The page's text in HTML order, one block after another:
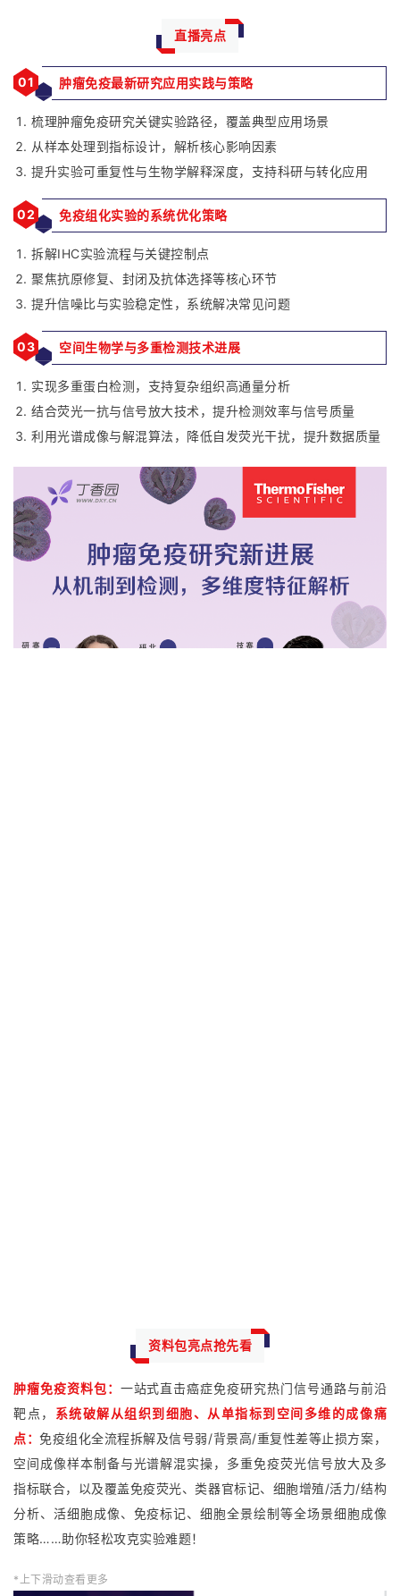
直播亮点
01 肿瘤免疫最新研究应用实践与策略
梳理肿瘤免疫研究关键实验路径，覆盖典型应用场景
从样本处理到指标设计，解析核心影响因素
提升实验可重复性与生物学解释深度，支持科研与转化应用
02 免疫组化实验的系统优化策略
拆解IHC实验流程与关键控制点
聚焦抗原修复、封闭及抗体选择等核心环节
提升信噪比与实验稳定性，系统解决常见问题
03 空间生物学与多重检测技术进展
实现多重蛋白检测，支持复杂组织高通量分析
结合荧光一抗与信号放大技术，提升检测效率与信号质量
利用光谱成像与解混算法，降低自发荧光干扰，提升数据质量
资料包亮点抢先看
肿瘤免疫资料包： 一站式直击癌症免疫研究热门信号通路与前沿
靶点， 系统破解从组织到细胞、从单指标到空间多维的成像痛
点：免疫组化全流程拆解及信号弱/背景高/重复性差等止损方案，
空间成像样本制备与光谱解混实操，多重免疫荧光信号放大及多
指标联合，以及覆盖免疫荧光、类器官标记、细胞增殖/活力/结构
分析、活细胞成像、免疫标记、细胞全景绘制等全场景细胞成像
策略……助你轻松攻克实验难题！
*上下滑动查看更多